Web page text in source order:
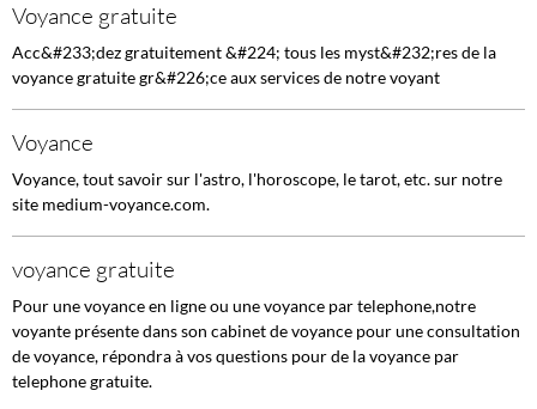
Voyance gratuite
Acc&#233;dez gratuitement &#224; tous les myst&#232;res de la
voyance gratuite gr&#226;ce aux services de notre voyant
Voyance
Voyance, tout savoir sur l'astro, l'horoscope, le tarot, etc. sur notre
site medium-voyance.com.
voyance gratuite
Pour une voyance en ligne ou une voyance par telephone,notre
voyante présente dans son cabinet de voyance pour une consultation
de voyance, répondra à vos questions pour de la voyance par
telephone gratuite.